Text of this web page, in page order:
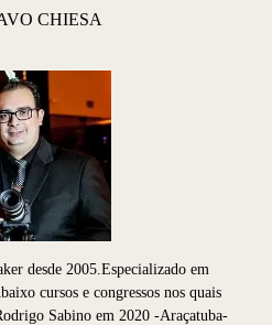
CHIESA
desde 2005.Especializado em
cursos e congressos nos quais
Sabino em 2020 -Araçatuba-